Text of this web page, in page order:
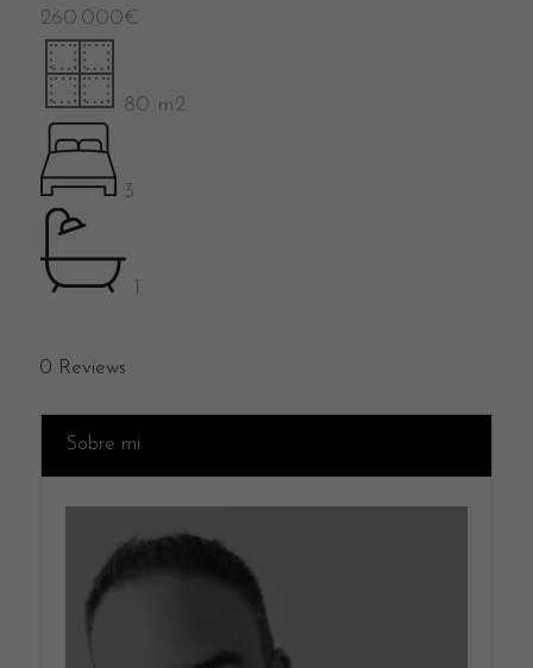
260.000€
80 m2
3
1
0 Reviews
Sobre mi